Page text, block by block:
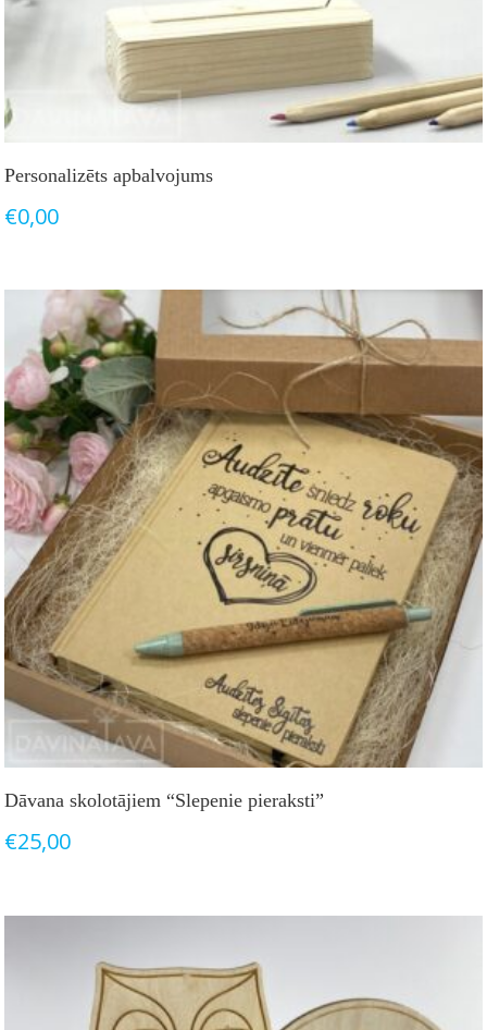
Personalizēts apbalvojums
€0,00
Dāvana skolotājiem “Slepenie pieraksti”
€25,00